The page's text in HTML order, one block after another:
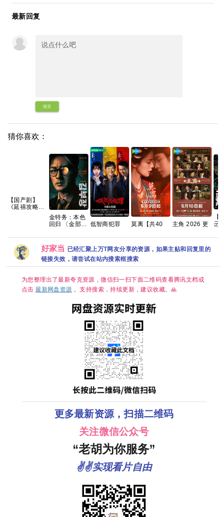
最新回复
提交
猜你喜欢：
【国产剧】
《延禧攻略
金特务：本色
回归 〔金部
英韩双语音轨
内封官方简繁
英韩多国字
幕.1080p.NF.WEB-
DL.M【单集2
低智商犯罪
犯罪悬疑 王骁
田曦薇 王传君
已更最新 夸克
莫离‎【共40
HDR】手慢无
废物王爷 夸克
主角 2026 更
好家当 已经汇聚上万T网友分享的资源，如果主贴和回复里的
链接失效，请尝试在站内搜索框搜索
为您整理出了最新夸克资源，微信扫一扫下面二维码查看腾讯文档或
点击最新网盘资源 。支持搜索，持续更新，建议收藏。🙏
更多最新资源，扫描二维码
关注微信公众号
“老胡为你服务”
✌✌实现看片自由